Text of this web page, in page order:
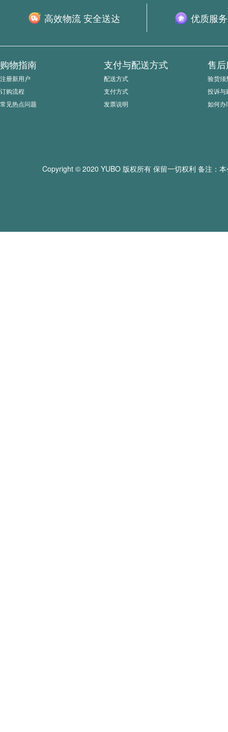
高效物流 安全送达 优质服
购物指南
注册新用户
订购流程
常见热点问题
支付与配送方式
配送方式
支付方式
发票说明
售
验货须
投诉与
如何办
Copyright © 2020 YUBO 版权所有 保留一切权利 备注：